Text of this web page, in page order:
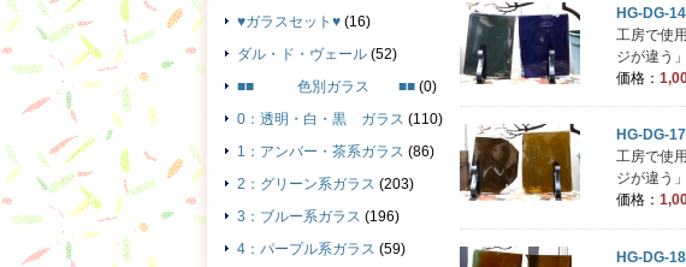
HG-DG-
工房で使
ジが違う
価格：
HG-DG-
工房で使
ジが違う
価格：
HG-DG-
♥ガラスセット♥ (16)
ダル・ド・ヴェール (52)
■■ 色別ガラス ■■ (0)
0：透明・白・黒 ガラス (110)
1：アンバー・茶系ガラス (86)
2：グリーン系ガラス (203)
3：ブルー系ガラス (196)
4：パープル系ガラス (59)